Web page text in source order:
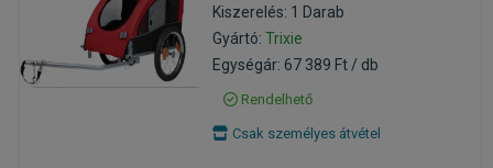
Kiszerelés: 1 Darab
Gyártó: Trixie
Egységár: 67 389 Ft / db
Rendelhető
Csak személyes átvétel